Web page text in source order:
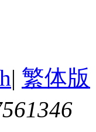
| 繁体版